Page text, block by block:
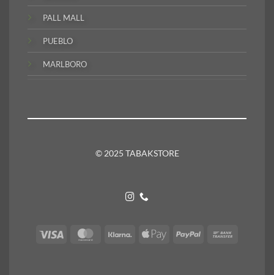
PALL MALL
PUEBLO
MARLBORO
© 2025 TABAKSTORE
Visa MasterCardKlarna
Apple
PayPal